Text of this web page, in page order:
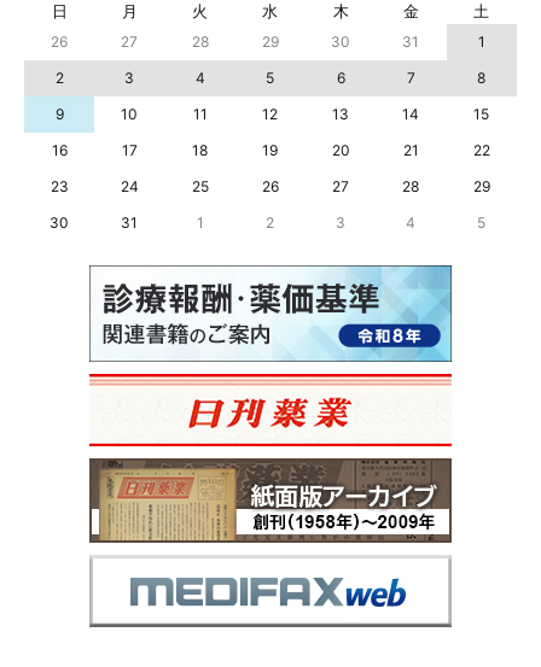
日 月 火 水 木 金 土
26 27 28 29 30 31
1
2
3 4 5 6 7
8
9
10 11 12 13 14
15
16
17 18 19 20 21
22
23
24 25 26 27 28
29
30
31 1 2 3 4 5